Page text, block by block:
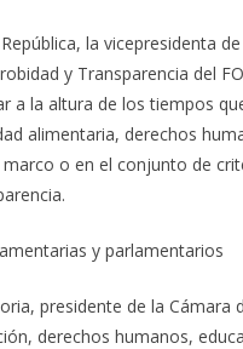
la vicepresidenta
y Transparencia del
a la altura de los tiempos
alimentaria, derechos
o en el conjunto de
y parlamentarios
presidente de la
derechos humanos,